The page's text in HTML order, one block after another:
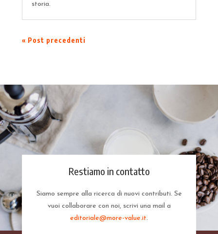
storia.
« Post precedenti
Restiamo in contatto
Siamo sempre alla ricerca di nuovi contributi. Se
vuoi collaborare con noi, scrivi una mail a
editoriale@more-value.it.